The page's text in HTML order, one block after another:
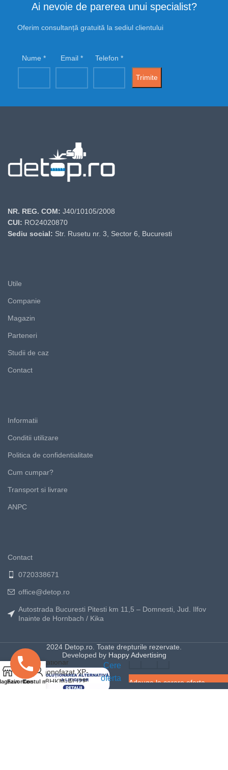
Ai nevoie de parerea unui specialist?
Oferim consultanță gratuită la sediul clientului
Nume Email Telefon
NR. REG. COM: J40/10105/2008
CUI: RO24020870
Sediu social: Str. Rusetu nr. 3, Sector 6, Bucuresti
Utile
Companie
Magazin
Parteneri
Studii de caz
Contact
Informatii
Conditii utilizare
Politica de confidentialitate
Cum cumpar?
Transport si livrare
ANPC
Contact
0720338671
office@detop.ro
Autostrada Bucuresti Pitesti km 11,5 – Domnesti, Jud. Ilfov
Inainte de Hornbach / Kika
2024 Detop.ro. Toate drepturile rezervate.
Developed by Happy Advertising
Generator curent
stationar
monofazat XP-
T8HKM-ALIZE
9.5KVA
Cere
oferta
Adauga la cerere oferta
Favorite
0
Cos
Contul meu